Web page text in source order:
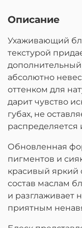
Описание
Ухаживающий
текстурой
абсолютно
оттенком для
дарит чувство
губах, не
распределяется
Обновленная
пигментов и
красивый яркий
состав маслам
и разглаживает
приятным